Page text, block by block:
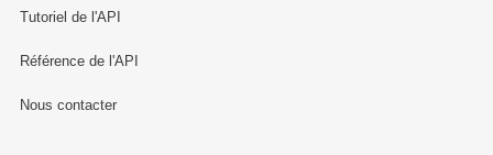
Tutoriel de l'API
Référence de l'API
Nous contacter